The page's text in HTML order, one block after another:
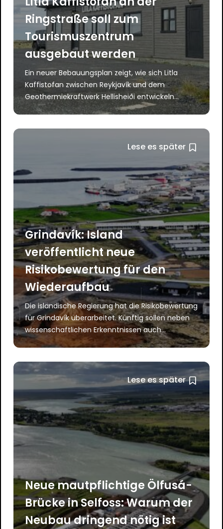
Ringstraße soll zum
Tourismuszentrum
ausgebaut werden
Ein neuer Bebauungsplan zeigt, wie sich Litla
Kaffistofan zwischen Reykjavík und dem
Geothermiekraftwerk Hellisheiði entwickeln...
Lese es später
Grindavík: Island
veröffentlicht neue
Risikobewertung für den
Wiederaufbau
Die isländische Regierung hat die Risikobewertung
für Grindavík überarbeitet. Künftig sollen neben
wissenschaftlichen Erkenntnissen auch...
Lese es später
Neue mautpflichtige Ölfusá-
Brücke in Selfoss: Warum der
Neubau dringend nötig ist